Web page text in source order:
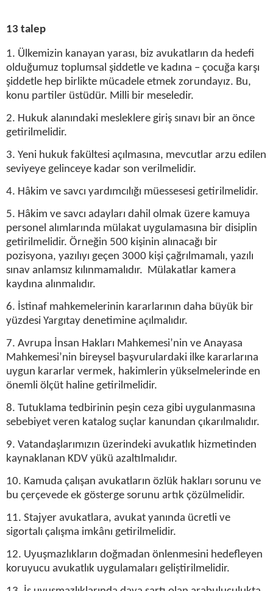
13 talep
1. Ülkemizin kanayan yarası, biz avukatların da hedefi
olduğumuz toplumsal şiddetle ve kadına – çocuğa karşı
şiddetle hep birlikte mücadele etmek zorundayız. Bu,
konu partiler üstüdür. Milli bir meseledir.
2. Hukuk alanındaki mesleklere giriş sınavı bir an önce
getirilmelidir.
3. Yeni hukuk fakültesi açılmasına, mevcutlar arzu edilen
seviyeye gelinceye kadar son verilmelidir.
4. Hâkim ve savcı yardımcılığı müessesesi getirilmelidir.
5. Hâkim ve savcı adayları dahil olmak üzere kamuya
personel alımlarında mülakat uygulamasına bir disiplin
getirilmelidir. Örneğin 500 kişinin alınacağı bir
pozisyona, yazılıyı geçen 3000 kişi çağrılmamalı, yazılı
sınav anlamsız kılınmamalıdır. Mülakatlar kamera
kaydına alınmalıdır.
6. İstinaf mahkemelerinin kararlarının daha büyük bir
yüzdesi Yargıtay denetimine açılmalıdır.
7. Avrupa İnsan Hakları Mahkemesi’nin ve Anayasa
Mahkemesi’nin bireysel başvurulardaki ilke kararlarına
uygun kararlar vermek, hakimlerin yükselmelerinde en
önemli ölçüt haline getirilmelidir.
8. Tutuklama tedbirinin peşin ceza gibi uygulanmasına
sebebiyet veren katalog suçlar kanundan çıkarılmalıdır.
9. Vatandaşlarımızın üzerindeki avukatlık hizmetinden
kaynaklanan KDV yükü azaltılmalıdır.
10. Kamuda çalışan avukatların özlük hakları sorunu ve
bu çerçevede ek gösterge sorunu artık çözülmelidir.
11. Stajyer avukatlara, avukat yanında ücretli ve
sigortalı çalışma imkânı getirilmelidir.
12. Uyuşmazlıkların doğmadan önlenmesini hedefleyen
koruyucu avukatlık uygulamaları geliştirilmelidir.